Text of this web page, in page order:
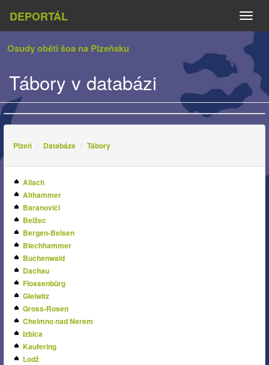
DEPORTÁL
Osudy obětí šoa na Plzeňsku
Tábory v databázi
Plzeň Databáze Tábory
Allach
Althammer
Baranoviči
Belžec
Bergen-Belsen
Blechhammer
Buchenwald
Dachau
Flossenbürg
Gleiwitz
Gross-Rosen
Chelmno nad Nerem
Izbica
Kaufering
Lodž